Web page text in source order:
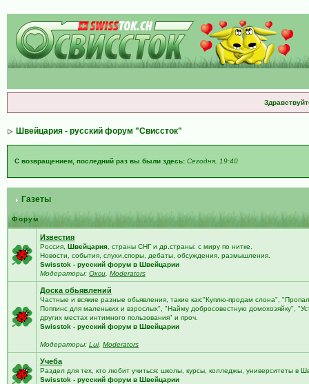
Швейцария - русский форум "Свиссток"
С возвращением, последний раз вы были здесь: Сегодня, 19:40
Газеты
Форум
Известия
Россия, Швейцария, страны СНГ и др.страны: с миру по нитке.
Новости, события, слухи,споры, дебаты, обсуждения, размышления.
Swisstok - русский форум в Швейцарии
Модераторы: Окси, Moderators
Доска обьявлений
Частные и всякие разные обьявления, такие как:"Куплю-продам слона",
Поппинс для маленьких и взрослых", "Найму добросовестную домохозяйку",
других местах интимного пользования" и проч.
Swisstok - русский форум в Швейцарии
Модераторы: Lui, Moderators
Учеба
Раздел для тех, кто любит учиться: школы, курсы, колледжы, университеты в
Swisstok - русский форум в Швейцарии